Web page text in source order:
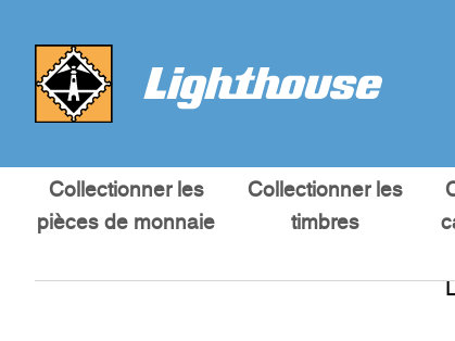
Collectionner les
pièces de monnaie
Collectionner les
timbres